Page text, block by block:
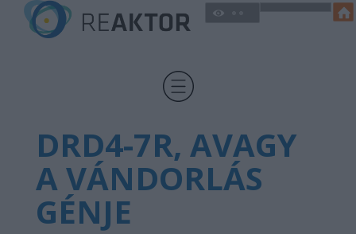
DRD4-7R, AVAGY
A VÁNDORLÁS
GÉNJE